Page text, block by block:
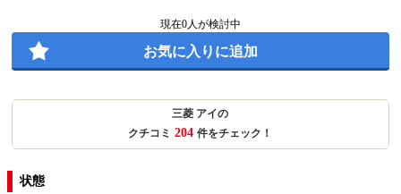
現在0人が検討中
お気に入りに追加
三菱 アイの
クチコミ 204 件をチェック！
状態